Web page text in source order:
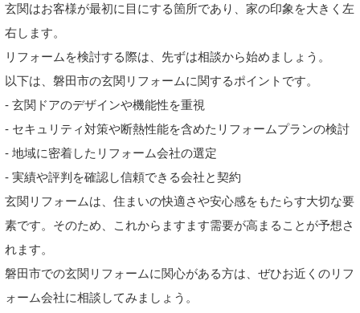
玄関はお客様が最初に目にする箇所であり、家の印象を大きく左
右します。
リフォームを検討する際は、先ずは相談から始めましょう。
以下は、磐田市の玄関リフォームに関するポイントです。
- 玄関ドアのデザインや機能性を重視
- セキュリティ対策や断熱性能を含めたリフォームプランの検討
- 地域に密着したリフォーム会社の選定
- 実績や評判を確認し信頼できる会社と契約
玄関リフォームは、住まいの快適さや安心感をもたらす大切な要
素です。そのため、これからますます需要が高まることが予想さ
れます。
磐田市での玄関リフォームに関心がある方は、ぜひお近くのリフ
ォーム会社に相談してみましょう。